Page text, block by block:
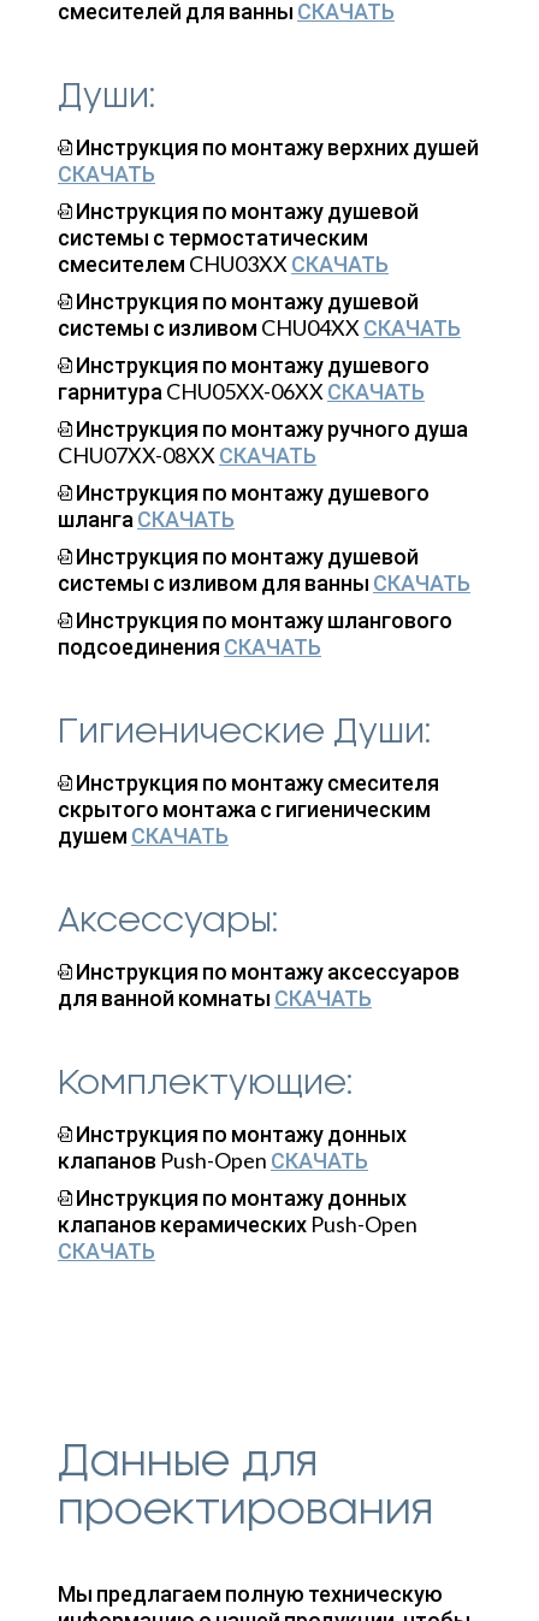
смесителей для ванны СКАЧАТЬ
Души:
Инструкция по монтажу верхних душей
СКАЧАТЬ
Инструкция по монтажу душевой
системы с термостатическим
смесителем CHU03XX СКАЧАТЬ
Инструкция по монтажу душевой
системы с изливом CHU04XX СКАЧАТЬ
Инструкция по монтажу душевого
гарнитура CHU05XX-06XX СКАЧАТЬ
Инструкция по монтажу ручного душа
CHU07XX-08XX СКАЧАТЬ
Инструкция по монтажу душевого
шланга СКАЧАТЬ
Инструкция по монтажу душевой
системы с изливом для ванны СКАЧАТЬ
Инструкция по монтажу шлангового
подсоединения СКАЧАТЬ
Гигиенические Души:
Инструкция по монтажу смесителя
скрытого монтажа с гигиеническим
душем СКАЧАТЬ
Аксессуары:
Инструкция по монтажу аксессуаров
для ванной комнаты СКАЧАТЬ
Комплектующие:
Инструкция по монтажу донных
клапанов Push-Open СКАЧАТЬ
Инструкция по монтажу донных
клапанов керамических Push-Open
СКАЧАТЬ
Данные для
проектирования
Мы предлагаем полную техническую